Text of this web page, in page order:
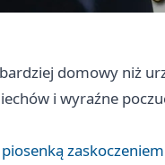
bardziej domowy niż
i wyraźne
zaskoczeniem